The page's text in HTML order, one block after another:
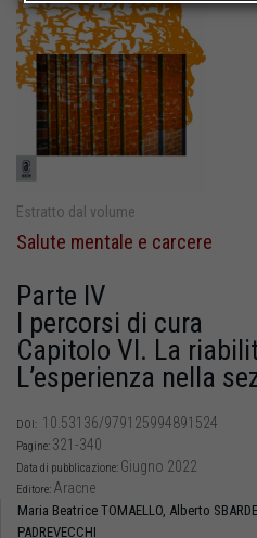
Estratto dal volume
Salute mentale e carcere
Parte IV
I percorsi di cura
Capitolo VI. La
L’esperienza nella
DOI: 10.53136/979125994891524
Pagine: 321-340
Data di pubblicazione: Giugno 2022
Editore: Aracne
Maria Beatrice TOMAELLO, Alberto
PADREVECCHI